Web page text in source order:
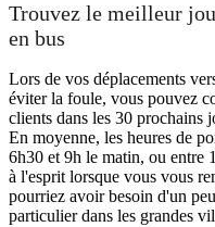
Trouvez le meilleur
en bus
Lors de vos déplacements
éviter la foule, vous pouvez
clients dans les 30 prochains
En moyenne, les heures de
6h30 et 9h le matin, ou entre
à l'esprit lorsque vous vous
pourriez avoir besoin d'un
particulier dans les grandes